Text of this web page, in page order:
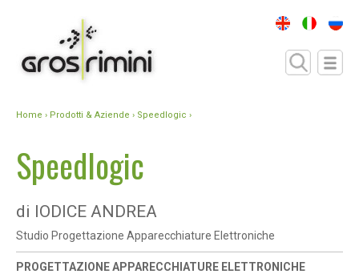
Home › Prodotti & Aziende › Speedlogic ›
Speedlogic
di IODICE ANDREA
Studio Progettazione Apparecchiature Elettroniche
PROGETTAZIONE APPARECCHIATURE ELETTRONICHE